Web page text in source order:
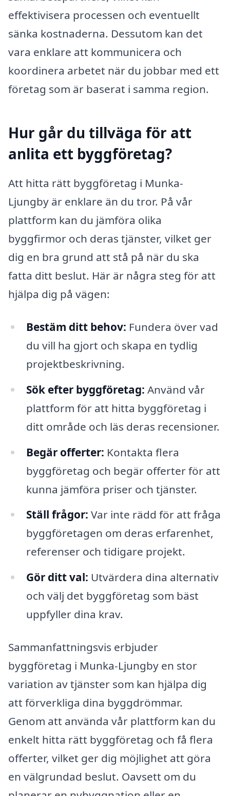
effektivisera processen och eventuellt
sänka kostnaderna. Dessutom kan det
vara enklare att kommunicera och
koordinera arbetet när du jobbar med ett
företag som är baserat i samma region.
Hur går du tillväga för att
anlita ett byggföretag?
Att hitta rätt byggföretag i Munka-
Ljungby är enklare än du tror. På vår
plattform kan du jämföra olika
byggfirmor och deras tjänster, vilket ger
dig en bra grund att stå på när du ska
fatta ditt beslut. Här är några steg för att
hjälpa dig på vägen:
Bestäm ditt behov: Fundera över vad
du vill ha gjort och skapa en tydlig
projektbeskrivning.
Sök efter byggföretag: Använd vår
plattform för att hitta byggföretag i
ditt område och läs deras recensioner.
Begär offerter: Kontakta flera
byggföretag och begär offerter för att
kunna jämföra priser och tjänster.
Ställ frågor: Var inte rädd för att fråga
byggföretagen om deras erfarenhet,
referenser och tidigare projekt.
Gör ditt val: Utvärdera dina alternativ
och välj det byggföretag som bäst
uppfyller dina krav.
Sammanfattningsvis erbjuder
byggföretag i Munka-Ljungby en stor
variation av tjänster som kan hjälpa dig
att förverkliga dina byggdrömmar.
Genom att använda vår plattform kan du
enkelt hitta rätt byggföretag och få flera
offerter, vilket ger dig möjlighet att göra
en välgrundad beslut. Oavsett om du